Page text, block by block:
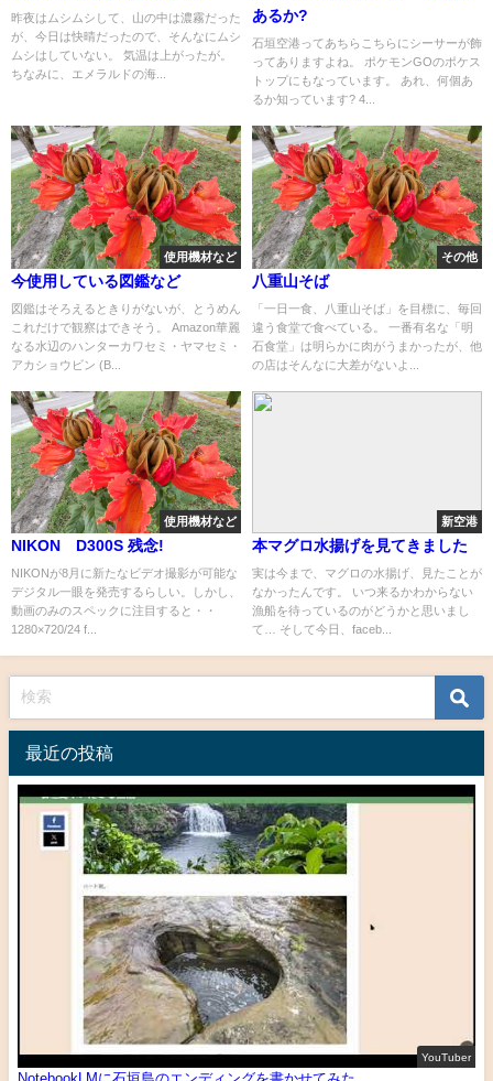
昨夜はムシムシして、山の中は濃霧だった
が、今日は快晴だったので、そんなにムシ
ムシはしていない。 気温は上がったが。
ちなみに、エメラルドの海...
あるか?
石垣空港ってあちらこちらにシーサーが飾
ってありますよね。 ポケモンGOのポケス
トップにもなっています。 あれ、何個あ
るか知っています? 4...
使用機材など
今使用している図鑑など
図鑑はそろえるときりがないが、とうめん
これだけで観察はできそう。 Amazon華麗
なる水辺のハンターカワセミ・ヤマセミ・
アカショウビン (B...
その他
八重山そば
「一日一食、八重山そば」を目標に、毎回
違う食堂で食べている。 一番有名な「明
石食堂」は明らかに肉がうまかったが、他
の店はそんなに大差がないよ...
使用機材など
NIKON D300S 残念!
NIKONが8月に新たなビデオ撮影が可能な
デジタル一眼を発売するらしい。しかし、
動画のみのスペックに注目すると・・
1280×720/24 f...
新空港
本マグロ水揚げを見てきました
実は今まで、マグロの水揚げ、見たことが
なかったんです。 いつ来るかわからない
漁船を待っているのがどうかと思いまし
て… そして今日、faceb...
最近の投稿
YouTuber
NotebookLMに石垣島のエンディングを書かせてみた